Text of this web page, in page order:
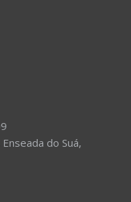
do Suá,